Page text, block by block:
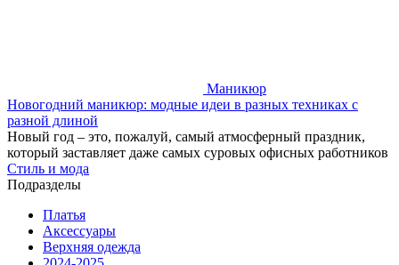
Маникюр
Новогодний маникюр: модные идеи в разных техниках с
разной длиной
Новый год – это, пожалуй, самый атмосферный праздник,
который заставляет даже самых суровых офисных работников
Стиль и мода
Подразделы
Платья
Аксессуары
Верхняя одежда